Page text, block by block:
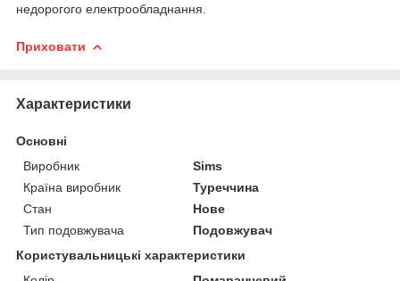
недорогого електрообладнання.
Приховати
Характеристики
Основні
Виробник
Sims
Країна виробник
Туреччина
Стан
Нове
Тип подовжувача
Подовжувач
Користувальницькі характеристики